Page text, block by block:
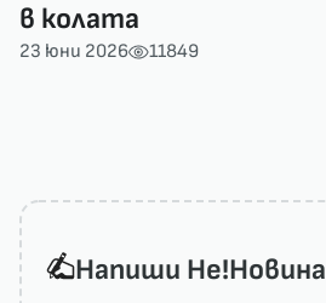
в колата
23 юни 2026 11849
Напиши He!Новина